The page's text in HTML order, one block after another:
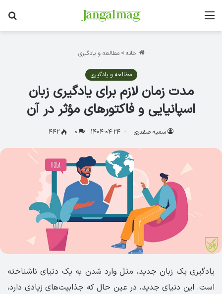
منو
خانه > مطالعه و یادگیری
مطالعه و یادگیری
مدت زمان لازم برای یادگیری زبان
اسپانیایی و فاکتورهای مؤثر در آن
سمیه صفدری 1404-04-24
0
442
یادگیری یک زبان جدید، مثل وارد شدن به یک دنیای ناشناخته
است. این دنیای جدید، در عین حال که جذابیت‌های زیادی دارد،